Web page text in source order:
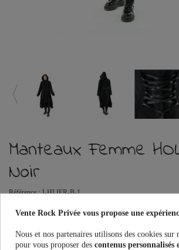
Manteaux Femme
Noir
Référence : J-HLIER-B-1
Manteaux Femme Vixxsin HOLLIER COAT -
Rétro, Glamour, Gothique, Punk, Lolita, Kawaii et
Vente Rock Privée vous propose une
Nous et nos partenaires utilisons des cookies sur
pour vous proposer des contenus personnalisés